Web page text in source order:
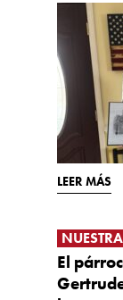
LEER MÁS
El